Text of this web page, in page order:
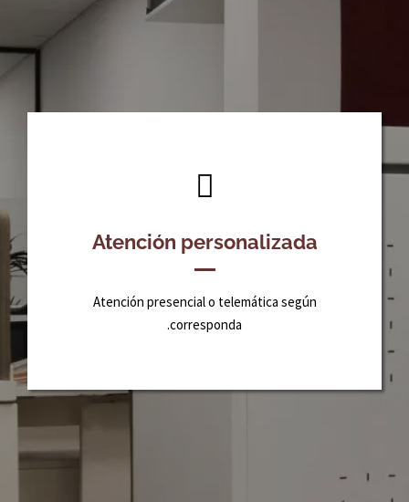
Atención personalizada
Atención presencial o telemática según
corresponda.
Asesoramiento
CONTACTAR